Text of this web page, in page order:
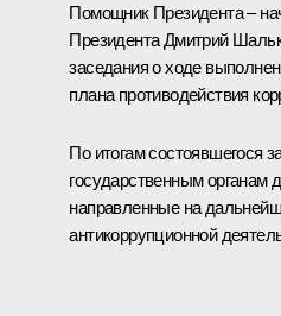
Помощник Президента –
ПрезидентаДмитрий
заседания о ходе
плана противодействия
По итогам состоявшегося
государственным органам
направленные на
антикоррупционной